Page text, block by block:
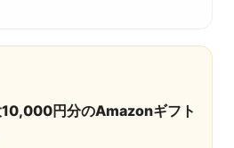
10,000円分のAmazonギフト